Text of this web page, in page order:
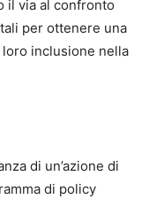
il via al confronto
per ottenere una
inclusione nella
di un’azione di
di policy